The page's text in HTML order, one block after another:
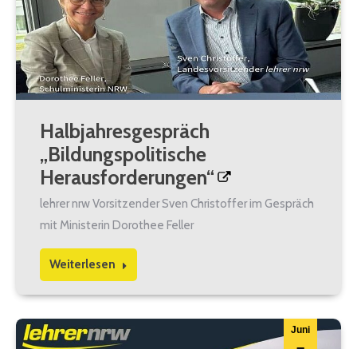
Halbjahresgespräch
„Bildungspolitische
Herausforderungen“
lehrer nrw Vorsitzender Sven Christoffer im Gespräch
mit Ministerin Dorothee Feller
Weiterlesen
Juni